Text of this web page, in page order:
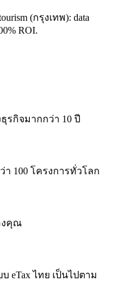
(กรุงเทพ): data
ROI.
กิจมากกว่า 10 ปี
100 โครงการทั่วโลก
งคุณ
eTax ไทย เป็นไปตาม